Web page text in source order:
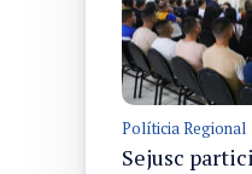
Políticia Regional